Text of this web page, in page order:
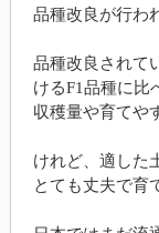
品種改良が行わ
品種改良されて
けるF1品種に比
収穫量や育てや
けれど、適した
とても丈夫で育